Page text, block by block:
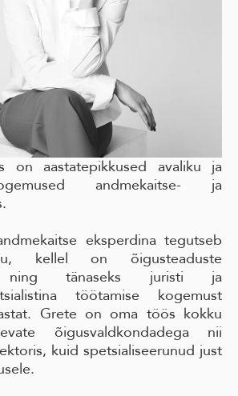
on aastatepikkused avaliku ja
andmekaitse- ja
eksperdina tegutseb
kellel on õigusteaduste
ning tänaseks juristi ja
töötamise kogemust
Grete on oma töös kokku
õigusvaldkondadega nii
kuid spetsialiseerunud just